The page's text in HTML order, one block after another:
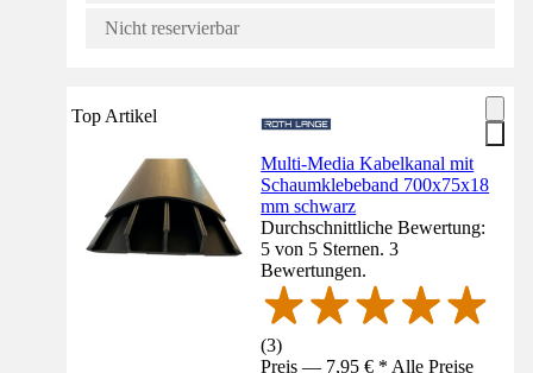
Nicht reservierbar
Top Artikel
Multi-Media Kabelkanal mit
Schaumklebeband 700x75x18
mm schwarz
Durchschnittliche Bewertung:
5 von 5 Sternen. 3
Bewertungen.
(3)
Preis — 7,95 € * Alle Preise